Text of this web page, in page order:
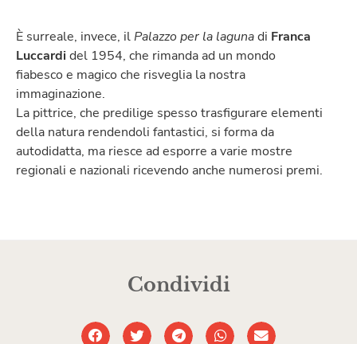
È surreale, invece, ilPalazzo per la lagunadi Franca
Luccardidel 1954, che rimanda ad un mondo
fiabesco e magico che risveglia la nostra
immaginazione.
La pittrice, che predilige spesso trasfigurare elementi
della natura rendendoli fantastici, si forma da
autodidatta, ma riesce ad esporre a varie mostre
regionali e nazionali ricevendo anche numerosi premi.
Condividi